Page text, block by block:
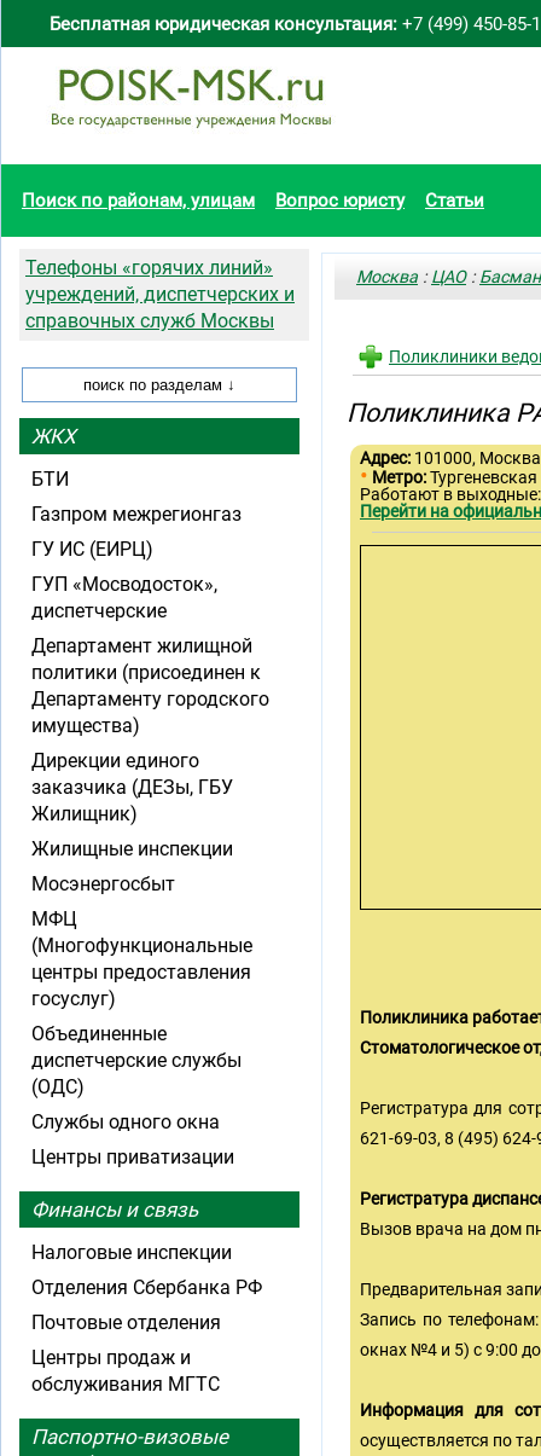
Бесплатная юридическая консультация: +7 (499) 450-85-
Поиск по районам, улицам Вопрос юристу Статьи
Москва :ЦАО:
Поликлиники
Поликлиника
Адрес: 101000,
• Метро:Тургеневская
Работают в
Перейти на
Поликлиника
Стоматологическое
Регистратура для
621-69-03, 8 (495) 624-
Регистратура
Вызов врача на дом
Предварительная
Запись по
окнах №4 и 5) с 9:00
Информация для
осуществляется по
Телефоны «горячих линий»
учреждений, диспетчерских и
справочных служб Москвы
ЖКХ
БТИ
Газпром межрегионгаз
ГУ ИС (ЕИРЦ)
ГУП «Мосводосток»,
диспетчерские
Департамент жилищной
политики (присоединен к
Департаменту городского
имущества)
Дирекции единого
заказчика (ДЕЗы, ГБУ
Жилищник)
Жилищные инспекции
Мосэнергосбыт
МФЦ
(Многофункциональные
центры предоставления
госуслуг)
Объединенные
диспетчерские службы
(ОДС)
Службы одного окна
Центры приватизации
Финансы и связь
Налоговые инспекции
Отделения Сбербанка РФ
Почтовые отделения
Центры продаж и
обслуживания МГТС
Паспортно-визовые